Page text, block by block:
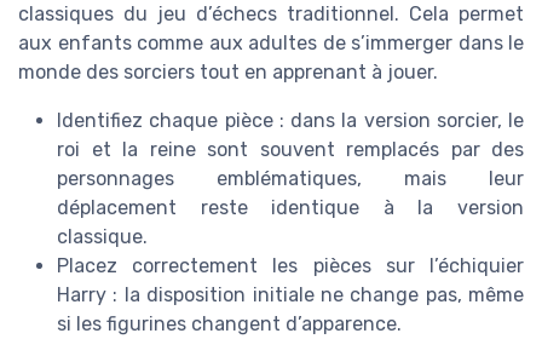
classiques du jeu d’échecs traditionnel. Cela permet
aux enfants comme aux adultes de s’immerger dans le
monde des sorciers tout en apprenant à jouer.
Identifiez chaque pièce : dans la version sorcier, le
roi et la reine sont souvent remplacés par des
personnages emblématiques, mais leur
déplacement reste identique à la version
classique.
Placez correctement les pièces sur l’échiquier
Harry : la disposition initiale ne change pas, même
si les figurines changent d’apparence.